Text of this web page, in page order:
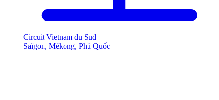
Circuit Vietnam du Sud
Saïgon, Mékong, Phú Quốc